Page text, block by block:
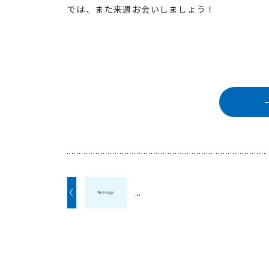
では、また来週お会いしましょう！
〈 ...